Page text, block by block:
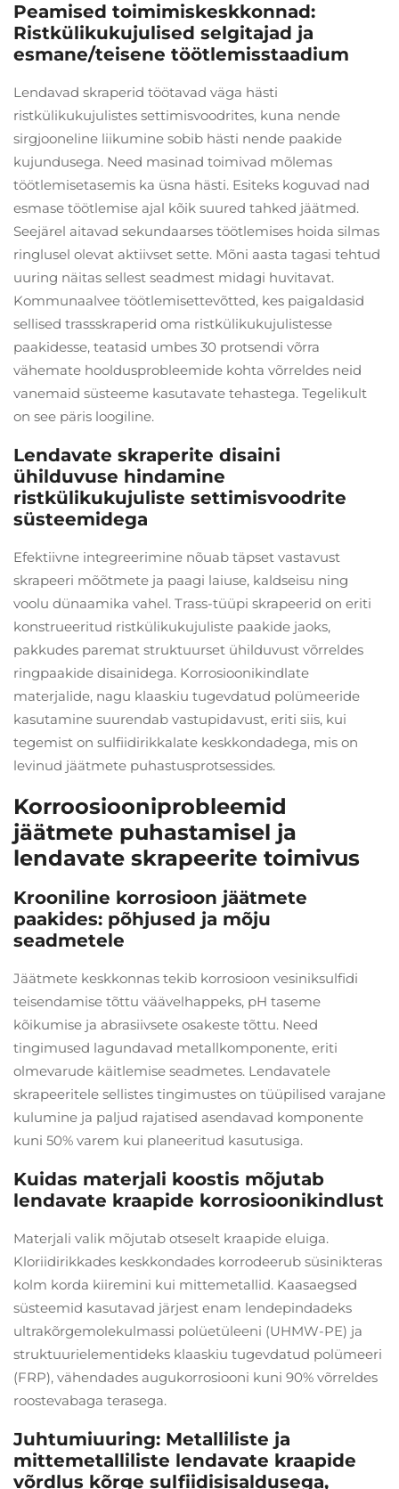
Peamised toimimiskeskkonnad:
Ristkülikukujulised selgitajad ja
esmane/teisene töötlemisstaadium
Lendavad skraperid töötavad väga hästi
ristkülikukujulistes settimisvoodrites, kuna nende
sirgjooneline liikumine sobib hästi nende paakide
kujundusega. Need masinad toimivad mõlemas
töötlemisetasemis ka üsna hästi. Esiteks koguvad nad
esmase töötlemise ajal kõik suured tahked jäätmed.
Seejärel aitavad sekundaarses töötlemises hoida silmas
ringlusel olevat aktiivset sette. Mõni aasta tagasi tehtud
uuring näitas sellest seadmest midagi huvitavat.
Kommunaalvee töötlemisettevõtted, kes paigaldasid
sellised trassskraperid oma ristkülikukujulistesse
paakidesse, teatasid umbes 30 protsendi võrra
vähemate hooldusprobleemide kohta võrreldes neid
vanemaid süsteeme kasutavate tehastega. Tegelikult
on see päris loogiline.
Lendavate skraperite disaini
ühilduvuse hindamine
ristkülikukujuliste settimisvoodrite
süsteemidega
Efektiivne integreerimine nõuab täpset vastavust
skrapeeri mõõtmete ja paagi laiuse, kaldseisu ning
voolu dünaamika vahel. Trass-tüüpi skrapeerid on eriti
konstrueeritud ristkülikukujuliste paakide jaoks,
pakkudes paremat struktuurset ühilduvust võrreldes
ringpaakide disainidega. Korrosioonikindlate
materjalide, nagu klaaskiu tugevdatud polümeeride
kasutamine suurendab vastupidavust, eriti siis, kui
tegemist on sulfiidirikkalate keskkondadega, mis on
levinud jäätmete puhastusprotsessides.
Korroosiooniprobleemid
jäätmete puhastamisel ja
lendavate skrapeerite toimivus
Krooniline korrosioon jäätmete
paakides: põhjused ja mõju
seadmetele
Jäätmete keskkonnas tekib korrosioon vesiniksulfidi
teisendamise tõttu väävelhappeks, pH taseme
kõikumise ja abrasiivsete osakeste tõttu. Need
tingimused lagundavad metallkomponente, eriti
olmevarude käitlemise seadmetes. Lendavatele
skrapeeritele sellistes tingimustes on tüüpilised varajane
kulumine ja paljud rajatised asendavad komponente
kuni 50% varem kui planeeritud kasutusiga.
Kuidas materjali koostis mõjutab
lendavate kraapide korrosioonikindlust
Materjali valik mõjutab otseselt kraapide eluiga.
Kloriidirikkades keskkondades korrodeerub süsinikteras
kolm korda kiiremini kui mittemetallid. Kaasaegsed
süsteemid kasutavad järjest enam lendepindadeks
ultrakõrgemolekulmassi polüetüleeni (UHMW-PE) ja
struktuurielementideks klaaskiu tugevdatud polümeeri
(FRP), vähendades augukorrosiooni kuni 90% võrreldes
roostevabaga terasega.
Juhtumiuuring: Metalliliste ja
mittemetalliliste lendavate kraapide
võrdlus kõrge sulfiidisisaldusega,